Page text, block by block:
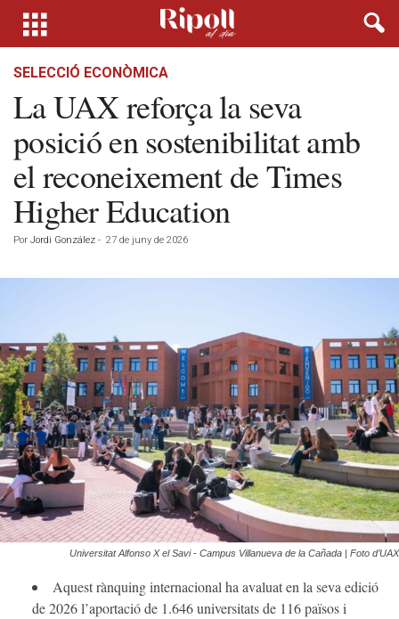
SELECCIÓ ECONÒMICA
La UAX reforça la seva
posició en sostenibilitat amb
el reconeixement de Times
Higher Education
Por Jordi González - 27 de juny de 2026
Universitat Alfonso X el Savi - Campus Villanueva de la Cañada | Foto d’UAX
Aquest rànquing internacional ha avaluat en la seva edició
de 2026 l’aportació de 1.646 universitats de 116 països i